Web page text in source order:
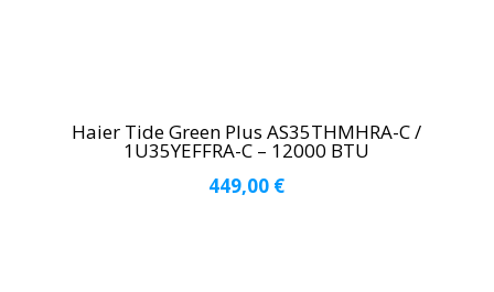
Haier Tide Green Plus AS35THMHRA-C /
1U35YEFFRA-C – 12000 BTU
449,00 €